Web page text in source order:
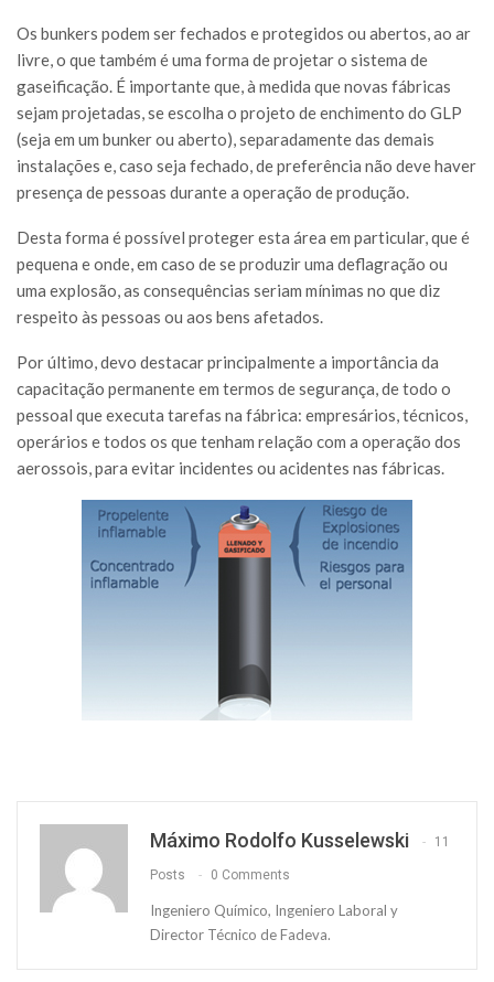
Os bunkers podem ser fechados e protegidos ou abertos, ao ar
livre, o que também é uma forma de projetar o sistema de
gaseificação. É importante que, à medida que novas fábricas
sejam projetadas, se escolha o projeto de enchimento do GLP
(seja em um bunker ou aberto), separadamente das demais
instalações e, caso seja fechado, de preferência não deve haver
presença de pessoas durante a operação de produção.
Desta forma é possível proteger esta área em particular, que é
pequena e onde, em caso de se produzir uma deflagração ou
uma explosão, as consequências seriam mínimas no que diz
respeito às pessoas ou aos bens afetados.
Por último, devo destacar principalmente a importância da
capacitação permanente em termos de segurança, de todo o
pessoal que executa tarefas na fábrica: empresários, técnicos,
operários e todos os que tenham relação com a operação dos
aerossois, para evitar incidentes ou acidentes nas fábricas.
Máximo Rodolfo Kusselewski 11
Posts 0 Comments
Ingeniero Químico, Ingeniero Laboral y
Director Técnico de Fadeva.